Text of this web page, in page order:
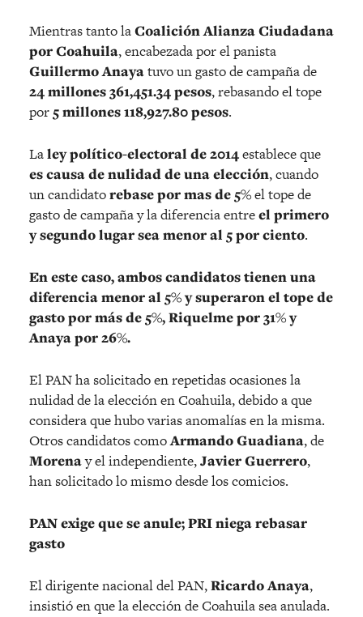
Mientras tanto laCoalición Alianza Ciudadana
por Coahuila, encabezada por el panista
Guillermo Anayatuvo un gasto de campaña de
24 millones 361,451.34 pesos, rebasando el tope
por5 millones 118,927.80 pesos.
Laley político-electoral de 2014establece que
es causa de nulidad de una elección, cuando
un candidatorebase por mas de 5%el tope de
gasto de campaña y la diferencia entreel primero
y segundo lugar sea menor al 5 por ciento.
En este caso, ambos candidatos tienen una
diferencia menor al 5% y superaron el tope de
gasto por más de 5%, Riquelme por 31% y
Anaya por 26%.
El PAN ha solicitado en repetidas ocasiones la
nulidad de la elección en Coahuila, debido a que
considera que hubo varias anomalías en la misma.
Otros candidatos comoArmando Guadiana, de
Morenay el independiente,Javier Guerrero,
han solicitado lo mismo desde los comicios.
PAN exige que se anule; PRI niega rebasar
gasto
El dirigente nacional del PAN,Ricardo Anaya,
insistió en que la elección de Coahuila sea anulada.